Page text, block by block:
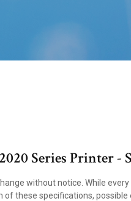
Series Printer -
without notice. While
these specifications, possible